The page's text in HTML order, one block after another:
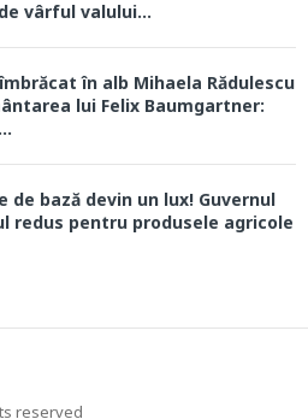
vârful valului...
în alb Mihaela Rădulescu
lui Felix Baumgartner:
de bază devin un lux! Guvernul
redus pentru produsele agricole
reserved